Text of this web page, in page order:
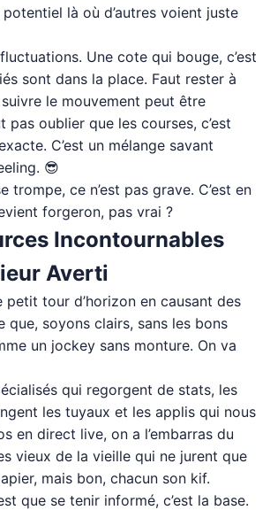
là où d’autres voient juste
Une cote qui bouge, c’est
sont dans la place. Faut rester à
le mouvement peut être
pas oublier que les courses, c’est
C’est un mélange savant
😎
trompe, ce n’est pas grave. C’est en
forgeron, pas vrai ?
Incontournables
Averti
petit tour d’horizon en causant des
que, soyons clairs, sans les bons
un jockey sans monture. On va
qui regorgent de stats, les
les tuyaux et les applis qui nous
en direct live, on a l’embarras du
vieux de la vieille qui ne jurent que
mais bon, chacun son kif.
que se tenir informé, c’est la base.